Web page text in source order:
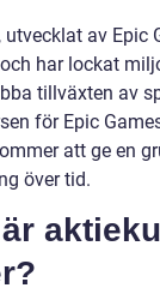
utvecklat av Epic
har lockat
tillväxten av
för Epic
att ge en
över tid.